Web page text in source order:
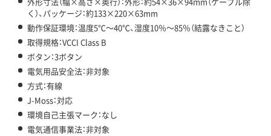
く）、パッケージ：約133×220×63mm
動作保証環境：温度5℃～40℃、湿度10％～85％（結露なきこと）
取得規格：VCCI Class B
ボタン：3ボタン
電気用品安全法：非対象
方式：有線
J-Moss：対応
環境自己主張マーク：なし
電気通信事業法：非対象